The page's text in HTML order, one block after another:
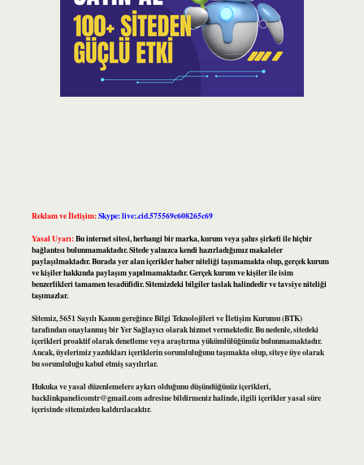
Reklam ve İletişim:Skype: live:.cid.575569c608265c69
Yasal Uyarı:Bu internet sitesi, herhangi bir marka, kurum veya şahıs şirketi ile hiçbir
bağlantısı bulunmamaktadır. Sitede yalnızca kendi hazırladığımız makaleler
paylaşılmaktadır. Burada yer alan içerikler haber niteliği taşımamakta olup, gerçek kurum
ve kişiler hakkında paylaşım yapılmamaktadır. Gerçek kurum ve kişiler ile isim
benzerlikleri tamamen tesadüfidir. Sitemizdeki bilgiler taslak halindedir ve tavsiye niteliği
taşımazlar.
Sitemiz, 5651 Sayılı Kanun gereğince Bilgi Teknolojileri ve İletişim Kurumu (BTK)
tarafından onaylanmış bir Yer Sağlayıcı olarak hizmet vermektedir. Bu nedenle, sitedeki
içerikleri proaktif olarak denetleme veya araştırma yükümlülüğümüz bulunmamaktadır.
Ancak, üyelerimiz yazdıkları içeriklerin sorumluluğunu taşımakta olup, siteye üye olarak
bu sorumluluğu kabul etmiş sayılırlar.
Hukuka ve yasal düzenlemelere aykırı olduğunu düşündüğünüz içerikleri,
backlinkpanelicomtr@gmail.comadresine bildirmeniz halinde, ilgili içerikler yasal süre
içerisinde sitemizden kaldırılacaktır.